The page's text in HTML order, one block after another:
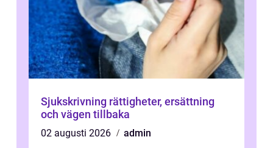
Sjukskrivning rättigheter, ersättning
och vägen tillbaka
02 augusti 2026
admin